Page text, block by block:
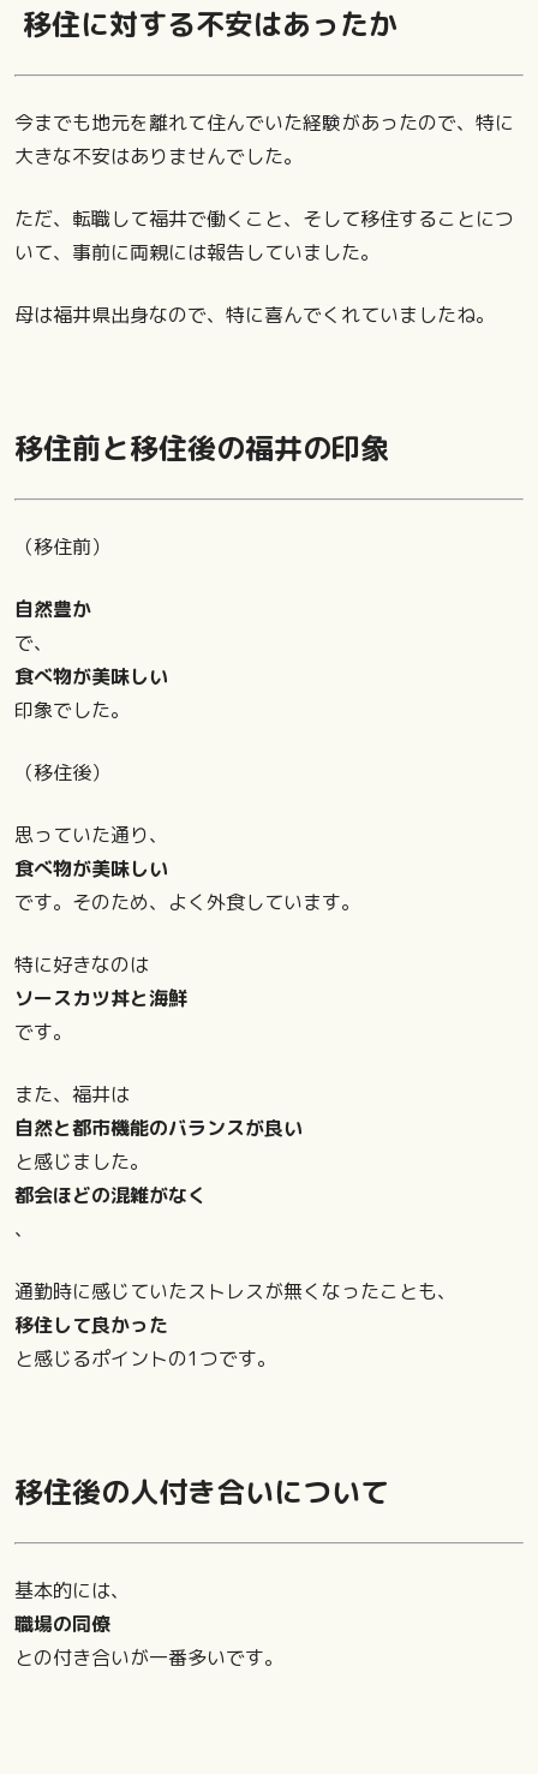
移住に対する不安はあったか
今までも地元を離れて住んでいた経験があったので、特に
大きな不安はありませんでした。
ただ、転職して福井で働くこと、そして移住することにつ
いて、事前に両親には報告していました。
母は福井県出身なので、特に喜んでくれていましたね。
移住前と移住後の福井の印象
（移住前）
自然豊か
で、
食べ物が美味しい
印象でした。
（移住後）
思っていた通り、
食べ物が美味しい
です。そのため、よく外食しています。
特に好きなのは
ソースカツ丼と海鮮
です。
また、福井は
自然と都市機能のバランスが良い
と感じました。
都会ほどの混雑がなく
、
通勤時に感じていたストレスが無くなったことも、
移住して良かった
と感じるポイントの1つです。
移住後の人付き合いについて
基本的には、
職場の同僚
との付き合いが一番多いです。